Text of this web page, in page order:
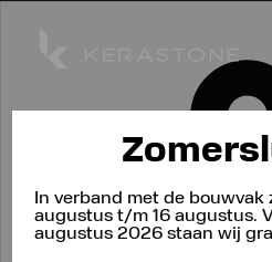
In verband met de bouwvak
augustus t/m 16 augustus.
augustus 2026 staan wij